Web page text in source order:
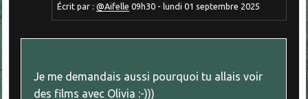
Écrit par :@Aifelle 09h30 -lundi 01 septembre 2025
Je me demandais aussi pourquoi tu allais voir
des films avec Olivia :-)))